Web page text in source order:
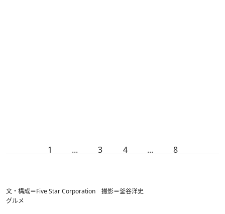
1 ... 3 4 ... 8
文・構成＝Five Star Corporation 撮影＝釜谷洋史
グルメ